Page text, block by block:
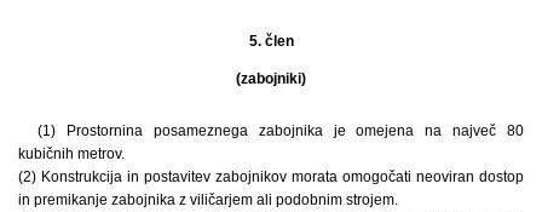
5. člen
(zabojniki)
(1) Prostornina posameznega zabojnika je omejena na največ 80
kubičnih metrov.
(2) Konstrukcija in postavitev zabojnikov morata omogočati neoviran dostop
in premikanje zabojnika z viličarjem ali podobnim strojem.